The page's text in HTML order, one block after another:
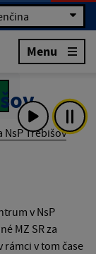
Menu
NsP Trebišov
v NsP
MZ SR za
v tom čase